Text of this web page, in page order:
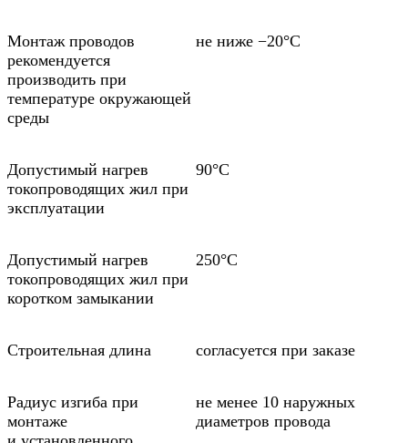
Монтаж проводов
рекомендуется
производить при
температуре окружающей
среды
не ниже −20°С
Допустимый нагрев
токопроводящих жил при
эксплуатации
90°С
Допустимый нагрев
токопроводящих жил при
коротком замыкании
250°С
Строительная длина согласуется при заказе
Радиус изгиба при
монтаже
не менее 10 наружных
диаметров провода